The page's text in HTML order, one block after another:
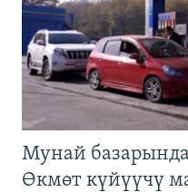
Мунай
Өкмөт күйүүчү